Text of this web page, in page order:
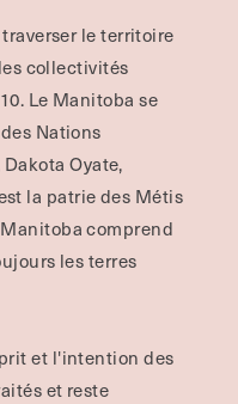
le territoire
collectivités
Le Manitoba se
Nations
Oyate,
la patrie des Métis
comprend
les terres
et l'intention des
et reste